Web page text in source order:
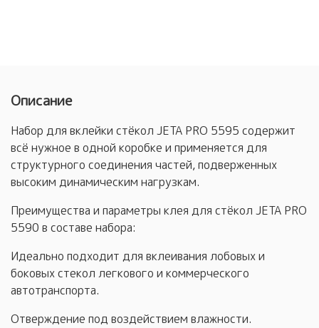
Описание
Набор для вклейки стёкол JETA PRO 5595 содержит
всё нужное в одной коробке и применяется для
структурного соединения частей, подверженных
высоким динамическим нагрузкам.
Преимущества и параметры клея для стёкол JETA PRO
5590 в составе набора:
Идеально подходит для вклеивания лобовых и
боковых стекол легкового и коммерческого
автотранспорта.
Отверждение под воздействием влажности.